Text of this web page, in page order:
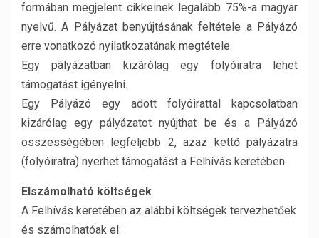
formában megjelent cikkeinek legalább 75%-a magyar
nyelvű. A Pályázat benyújtásának feltétele a Pályázó
erre vonatkozó nyilatkozatának megtétele.
Egy pályázatban kizárólag egy folyóiratra lehet
támogatást igényelni.
Egy Pályázó egy adott folyóirattal kapcsolatban
kizárólag egy pályázatot nyújthat be és a Pályázó
összességében legfeljebb 2, azaz kettő pályázatra
(folyóiratra) nyerhet támogatást a Felhívás keretében.
Elszámolható költségek
A Felhívás keretében az alábbi költségek tervezhetőek
és számolhatóak el: